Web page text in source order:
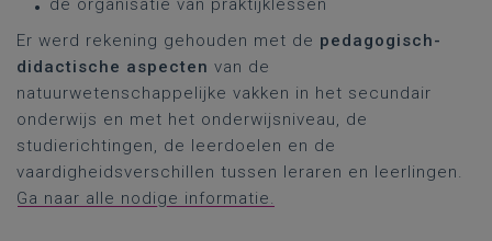
de organisatie van praktijklessen
Er werd rekening gehouden met de pedagogisch-
didactische aspecten van de
natuurwetenschappelijke vakken in het secundair
onderwijs en met het onderwijsniveau, de
studierichtingen, de leerdoelen en de
vaardigheidsverschillen tussen leraren en leerlingen.
Ga naar alle nodige informatie.